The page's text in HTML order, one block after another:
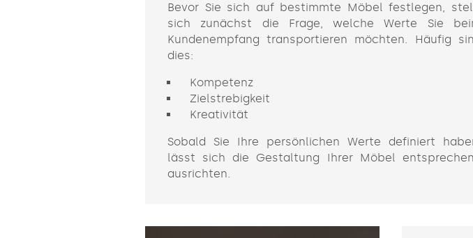
Bevor Sie sich auf bestimmte Möbel festlegen,
sich zunächst die Frage, welche Werte Sie
Kundenempfang transportieren möchten. Häufig
dies:
Kompetenz
Zielstrebigkeit
Kreativität
Sobald Sie Ihre persönlichen Werte definiert
lässt sich die Gestaltung Ihrer Möbel
ausrichten.